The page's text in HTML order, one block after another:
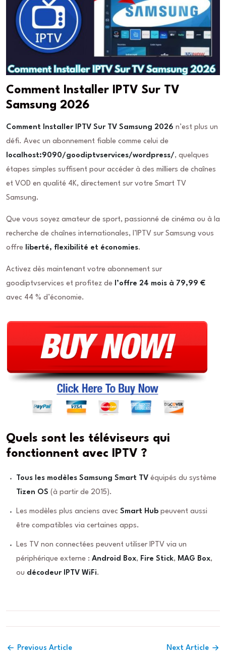
Comment Installer IPTV Sur TV
Samsung 2026
Comment Installer IPTV Sur TV Samsung 2026 n’est plus un
défi. Avec un abonnement fiable comme celui de
localhost:9090/goodiptvservices/wordpress/, quelques
étapes simples suffisent pour accéder à des milliers de chaînes
et VOD en qualité 4K, directement sur votre Smart TV
Samsung.
Que vous soyez amateur de sport, passionné de cinéma ou à la
recherche de chaînes internationales, l’IPTV sur Samsung vous
offre liberté, flexibilité et économies.
Activez dès maintenant votre abonnement sur
goodiptvservices et profitez de l’offre 24 mois à 79,99 €
avec 44 % d’économie.
Quels sont les téléviseurs qui
fonctionnent avec IPTV ?
Tous les modèles Samsung Smart TV équipés du système
Tizen OS (à partir de 2015).
Les modèles plus anciens avec Smart Hub peuvent aussi
être compatibles via certaines apps.
Les TV non connectées peuvent utiliser IPTV via un
périphérique externe : Android Box, Fire Stick, MAG Box,
ou décodeur IPTV WiFi.
Previous Article Next Article